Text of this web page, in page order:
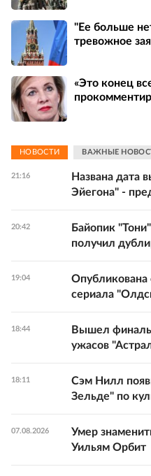
"Ее больше
тревожное
«Это конец
НОВОСТИ ВАЖНЫЕ
21:16
Названа дата
Эйегона" -
20:42
Байопик
получил
19:04
Опубликована
сериала
18:44
Вышел
ужасов
18:11
Сэм Нилл
Зельде" по
07.08.2026
Умер
Уильям Орбит